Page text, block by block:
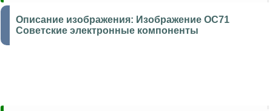
Описание изображения: Изображение OC71
Советские электронные компоненты